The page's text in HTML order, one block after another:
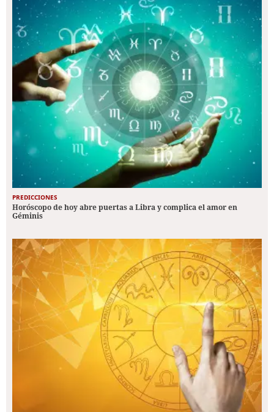
PREDICCIONES
Horóscopo de hoy abre puertas a Libra y complica el amor en
Géminis